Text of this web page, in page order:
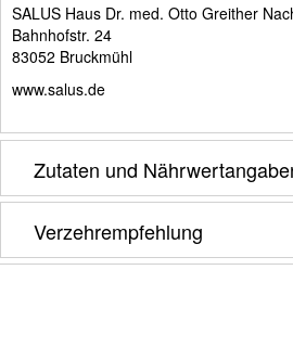
SALUS Haus Dr. med. Otto Greither
Bahnhofstr. 24
83052 Bruckmühl
www.salus.de
Zutaten und
Verzehrempfehlung